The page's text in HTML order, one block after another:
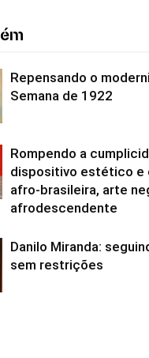
Repensando o
Semana de 1922
Rompendo a
dispositivo estético e
afro-brasileira, arte
afrodescendente
Danilo Miranda:
sem restrições